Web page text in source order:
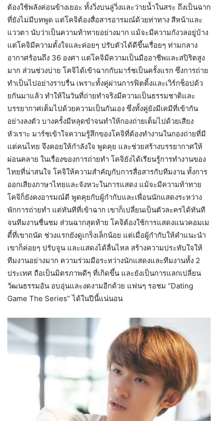
ต้องใช้พลังค่อนข้างเยอะ ทั้งวิ่งบนลู่วิ่งและว่ายน้ำในสระ ถึงเป็นฉาก
ที่ยังไม่มีบทพูด แต่โคจิต้องสื่อสารอารมณ์ด้วยท่าทาง สีหน้าและ
แววตา นับว่าเป็นความท้าทายอย่างมาก แม้จะมีความกังวลอยู่บ้าง
แต่โคจิมีความตั้งใจและค่อยๆ ปรับตัวได้ดีขึ้นเรื่อยๆ ท่ามกลาง
อากาศร้อนถึง 36 องศา แต่โคจิมีความเป็นมืออาชีพและสปิริตสูง
มาก ส่วนช่วงบ่าย โคจิได้เข้าฉากกับมาร์ชเป็นครั้งแรก ซึ่งการถ่าย
ทำเป็นไปอย่างราบรื่น เพราะทั้งคู่ผ่านการฟิตติ้งและเวิร์กช็อปด้ว
ยกันมาแล้ว ทำให้ในวันที่ถ่ายทำจริงมีความเป็นธรรมชาติและ
บรรยากาศเต็มไปด้วยความเป็นกันเอง ซึ่งทั้งคู่ยังมีเคมีที่เข้ากัน
อย่างลงตัว บางครั้งมีหลุดขำจนทำให้กองถ่ายเต็มไปด้วยเสียง
หัวเราะ มาร์ชเข้าใจความรู้สึกของโคจิที่ต้องทำงานในกองถ่ายที่มี
แต่คนไทย จึงคอยให้กำลังใจ พูดคุย และช่วยสร้างบรรยากาศให้
ผ่อนคลาย ในเรื่องของการถ่ายทำ โคจิยังได้เรียนรู้การทำงานของ
ไทยที่น่าสนใจ โคจิให้ความสำคัญกับการสื่อสารกับทีมงาน ทั้งการ
ออกเสียงภาษาไทยและจังหวะในการแสดง แม้จะมีความท้าทาย
โคจิก็ยังคงอารมณ์ดี พูดคุยกับผู้กำกับและเพื่อนนักแสดงระหว่าง
พักการถ่ายทำ แต่ทันทีที่เข้าฉาก เขาก็เปลี่ยนเป็นตัวละครได้ทันที
จนทีมงานชื่นชม ส่วนฉากสุดท้าย โคจิต้องใช้การแสดงแนวคอมเม
ดี้ที่เขาถนัด ช่วงแรกยังดูเกร็งเล็กน้อย แต่เมื่อผู้กำกับให้คำแนะนำ
เขาก็ค่อยๆ ปรับจูน และแสดงได้ลื่นไหล สร้างความประทับใจให้
ทีมงานอย่างมาก ความร่วมมือระหว่างนักแสดงและทีมงานทั้ง 2
ประเทศ ถือเป็นมิตรภาพดีๆ ที่เกิดขึ้น และยังเป็นการแลกเปลี่ยน
วัฒนธรรมอัน อบอุ่นและงดงามอีกด้วย แฟนๆ รอชม “Dating
Game The Series” ได้ในปีนี้แน่นอน